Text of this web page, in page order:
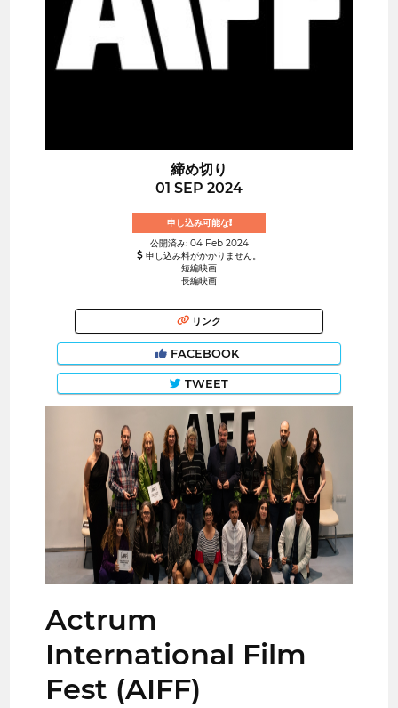
締め切り
01 SEP 2024
申し込み可能な!
公開済み: 04 Feb 2024
申し込み料がかかりません。
短編映画
長編映画
リンク
FACEBOOK
TWEET
Actrum
International Film
Fest (AIFF)